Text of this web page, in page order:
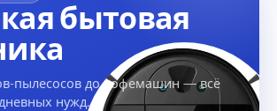
бытовая
пылесосов до кофемашин — всё
нужд.